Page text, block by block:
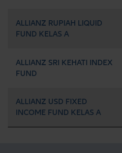
ALLIANZ RUPIAH LIQUID
FUND KELAS A
ALLIANZ SRI KEHATI INDEX
FUND
ALLIANZ USD FIXED
INCOME FUND KELAS A